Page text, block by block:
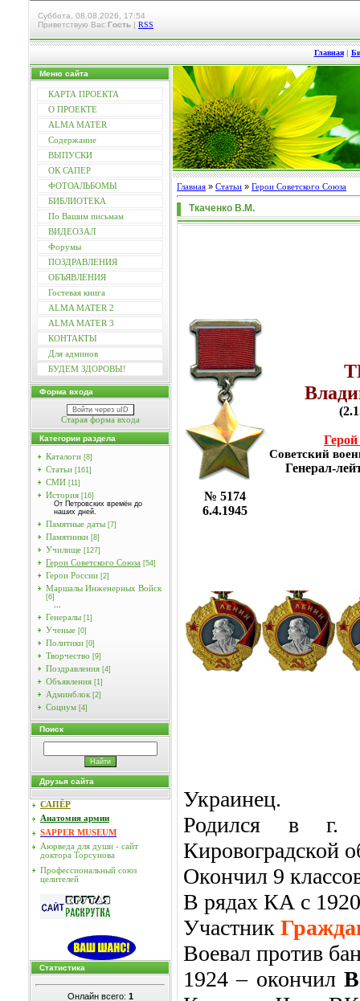
Суббота, 08.08.2026, 17:54
Приветствую Вас Гость | RSS
Главная|
Меню сайта
КАРТА ПРОЕКТА
О ПРОЕКТЕ
ALMA MATER
Содержание
ВЫПУСКИ
ОК САПЕР
ФОТОАЛЬБОМЫ
БИБЛИОТЕКА
По Вашим письмам
ВИДЕОЗАЛ
Форумы
ПОЗДРАВЛЕНИЯ
ОБЪЯВЛЕНИЯ
Гостевая книга
ALMA MATER 2
ALMA MATER 3
КОНТАКТЫ
Для админов
БУДЕМ ЗДОРОВЫ!
Форма входа
Войти через uID
Старая форма входа
Категории раздела
Каталоги [8]
Статьи [161]
СМИ [11]
История [16]
От Петровских времён до
наших дней.
Памятные даты [7]
Памятники [8]
Училищe [127]
Герои Советского Союза [54]
Герои России [2]
Маршалы Инженерных Войск
[6]
...
Генералы [1]
Ученые [0]
Политики [0]
Творчество [9]
Поздравления [4]
Объявления [1]
Админблок [2]
Социум [4]
Поиск
Друзья сайта
САПЁР
Анатомия армии
SAPPER MUSEUM
Аюрведа для души - сайт
доктора Торсунова
Профессиональный союз
целителей
Статистика
Онлайн всего: 1
Главная » Статьи » Герои Советского Союза
Ткаченко В.М.
№ 5174
6.4.1945
Советский
Генерал-
Украинец.
Родился в г.
Кировоградской
Окончил 9
В рядах КА с
Участник
Воевал против
1924 – окончил